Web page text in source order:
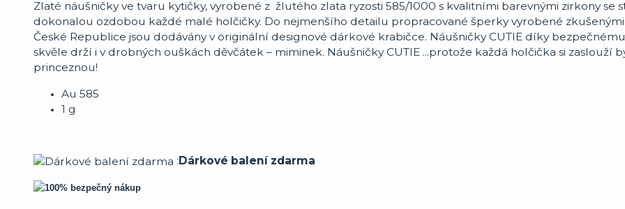
Zlaté náušničky ve tvaru kytičky, vyrobené z žlutého zlata ryzosti 585/1000 s kvalitními barevnými zirkony se
dokonalou ozdobou každé malé holčičky. Do nejmenšího detailu propracované šperky vyrobené
České Republice jsou dodávány v originální designové dárkové krabičce. Náušničky CUTIE díky
skvěle drží i v drobných ouškách děvčátek – miminek. Náušničky CUTIE ...protože každá holčička si zaslouží
princeznou!
Au 585
1 g
:Dárkové balení zdarma